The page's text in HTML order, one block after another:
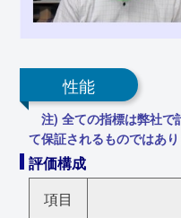
性能
注) 全ての指標は弊社で
て保証されるものではあ
評価構成
項目